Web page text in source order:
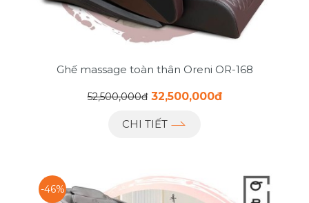
Ghế massage toàn thân Oreni OR-168
52,500,000đ 32,500,000đ
CHI TIẾT
-46%